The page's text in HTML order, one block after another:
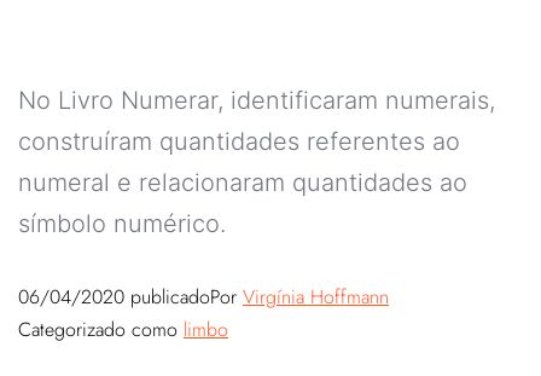
No Livro Numerar, identificaram numerais,
construíram quantidades referentes ao
numeral e relacionaram quantidades ao
símbolo numérico.
06/04/2020 publicadoPor Virgínia Hoffmann
Categorizado como limbo